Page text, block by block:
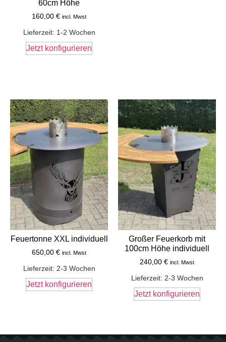
60cm Höhe
160,00 € incl. Mwst
Lieferzeit: 1-2 Wochen
Jetzt konfigurieren
Feuertonne XXL individuell
650,00 € incl. Mwst
Lieferzeit: 2-3 Wochen
Jetzt konfigurieren
Großer Feuerkorb mit
100cm Höhe individuell
240,00 € incl. Mwst
Lieferzeit: 2-3 Wochen
Jetzt konfigurieren